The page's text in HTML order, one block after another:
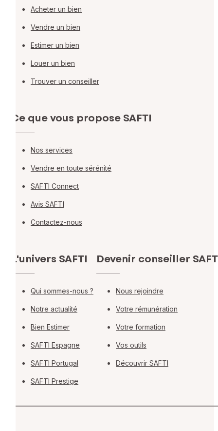
Acheter un bien
Vendre un bien
Estimer un bien
Louer un bien
Trouver un conseiller
Ce que vous propose SAFTI
Nos services
Vendre en toute sérénité
SAFTI Connect
Avis SAFTI
Contactez-nous
L'univers SAFTI
Qui sommes-nous ?
Notre actualité
Bien Estimer
SAFTI Espagne
SAFTI Portugal
SAFTI Prestige
Devenir conseiller
Nous rejoindre
Votre rémunération
Votre formation
Vos outils
Découvrir SAFTI